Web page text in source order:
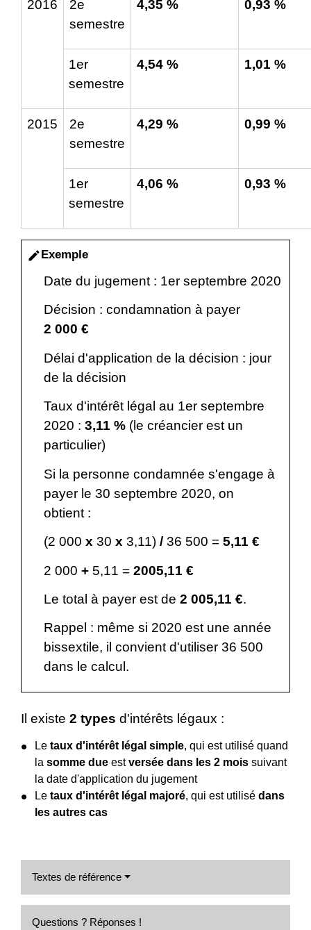
2016 2e
semestre
4,35 % 0,93 %
1er
semestre
4,54 % 1,01 %
2015 2e
semestre
4,29 % 0,99 %
1er
semestre
4,06 % 0,93 %
editExemple
Date du jugement : 1er septembre 2020
Décision : condamnation à payer
2 000 €
Délai d'application de la décision : jour
de la décision
Taux d'intérêt légal au 1er septembre
2020 : 3,11 % (le créancier est un
particulier)
Si la personne condamnée s'engage à
payer le 30 septembre 2020, on
obtient :
(2 000 x 30 x 3,11) / 36 500 = 5,11 €
2 000 + 5,11 = 2005,11 €
Le total à payer est de 2 005,11 €.
Rappel : même si 2020 est une année
bissextile, il convient d'utiliser 36 500
dans le calcul.
Il existe 2 types d'intérêts légaux :
Le taux d'intérêt légal simple, qui est utilisé quand
la somme due estversée dans les 2 mois suivant
la date d'application du jugement
Le taux d'intérêt légal majoré, qui est utilisé dans
les autres cas
Textes de référence
Questions ? Réponses !